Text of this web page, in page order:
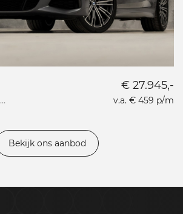
€ 27.945,-
v.a. € 459 p/m
Bekijk ons aanbod